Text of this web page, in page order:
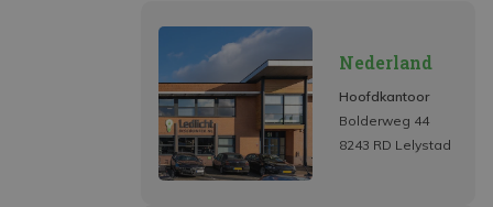
Nederland
Hoofdkantoor
Bolderweg 44
8243 RD Lelystad